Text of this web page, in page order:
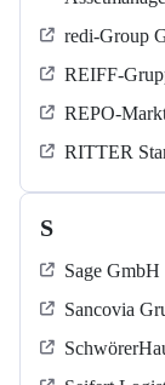
redi-Group
REIFF-
REPO-
RITTER
S
Sage GmbH
Sancovia